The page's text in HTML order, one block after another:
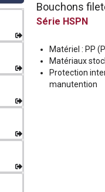
Bouchons
HSPN
Matériel : PP
Matériaux
Protection
manutention